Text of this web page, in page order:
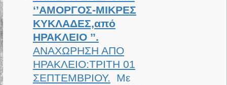
‘’ΑΜΟΡΓΟΣ-ΜΙΚΡΕΣ
ΚΥΚΛΑΔΕΣ,από
ΗΡΑΚΛΕΙΟ ’’.
ΑΝΑΧΩΡΗΣΗ ΑΠΟ
ΗΡΑΚΛΕΙΟ:ΤΡΙΤΗ 01
ΣΕΠΤΕΜΒΡΙΟΥ. Με